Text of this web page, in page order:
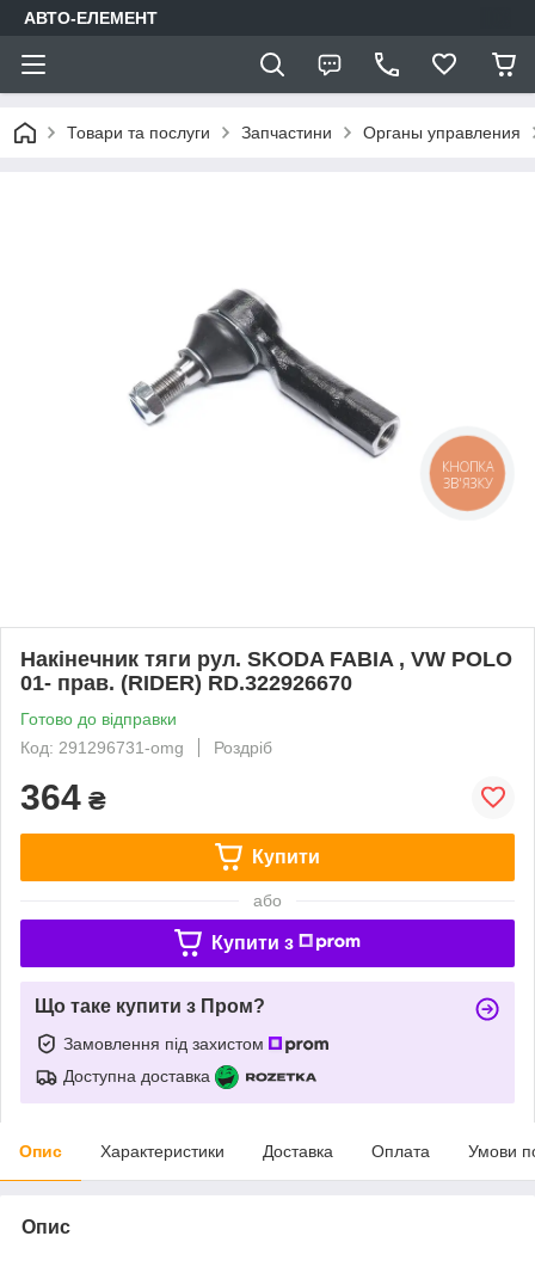
АВТО-ЕЛЕМЕНТ
Товари та послуги Запчастини Органы управления
Накінечник тяги рул. SKODA FABIA , VW POLO
01- прав. (RIDER) RD.322926670
Готово до відправки
Код: 291296731-omg
Роздріб
364 ₴
Купити
або
Купити з
Що таке купити з Пром?
Замовлення під захистом
Доступна доставка
Опис Характеристики Доставка Оплата Умови
Опис
КНОПКА
ЗВ'ЯЗКУ